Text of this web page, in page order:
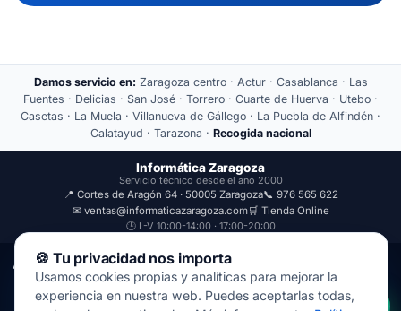
Damos servicio en: Zaragoza centro · Actur · Casablanca · Las
Fuentes · Delicias · San José · Torrero · Cuarte de Huerva · Utebo ·
Casetas · La Muela · Villanueva de Gállego · La Puebla de Alfindén ·
Calatayud · Tarazona · Recogida nacional
Informática Zaragoza
Servicio técnico desde el año 2000
📍 Cortes de Aragón 64 · 50005 Zaragoza📞 976 565 622
✉ ventas@informaticazaragoza.com🛒 Tienda Online
🕒 L-V 10:00-14:00 · 17:00-20:00
Aviso Legal
Política de Privacidad
© 2000-2026 · Javal Informática S.L. · Tienda Informática Zaragoza
· Reparación de Ordenadores, Portátiles y Móviles.
🍪 Tu privacidad nos importa
Usamos cookies propias y analíticas para mejorar la
experiencia en nuestra web. Puedes aceptarlas todas,